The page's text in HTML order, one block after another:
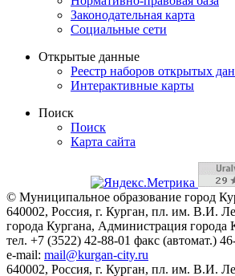
Законодательная карта
Социальные сети
Открытые данные
Реестр наборов открытых
Интерактивные карты
Поиск
Поиск
Карта сайта
© Муниципальное образование город
640002, Россия, г. Курган, пл. им. В.И.
города Кургана, Администрация города
тел. +7 (3522) 42-88-01 факс (автомат.)
e-mail: mail@kurgan-city.ru
640002, Россия, г. Курган, пл. им. В.И.